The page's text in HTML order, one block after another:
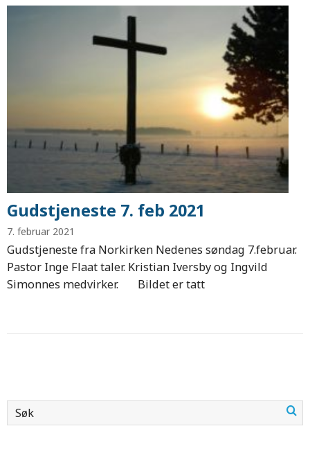
Gudstjeneste 7. feb 2021
7. februar 2021
Gudstjeneste fra Norkirken Nedenes søndag 7.februar.
Pastor Inge Flaat taler. Kristian Iversby og Ingvild
Simonnes medvirker. Bildet er tatt